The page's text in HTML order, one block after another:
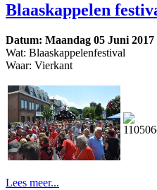
Blaaskappelen
Datum: Maandag 05 Juni 2017
Wat: Blaaskappelenfestival
Waar: Vierkant
Lees meer...